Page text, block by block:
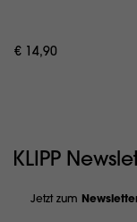
€ 14,90
KLIPP
Jetzt zum